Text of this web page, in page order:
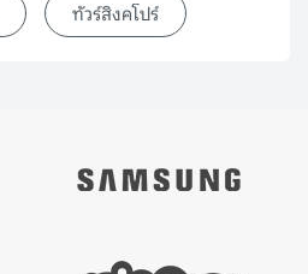
ทัวร์สิงคโปร์